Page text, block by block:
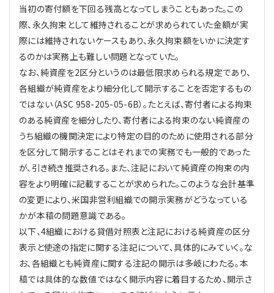
当初の寄付額を下回る残高となってしまうこともあった。この
際、永久拘束として維持されることが求められていた金額が実
際には維持されないケースもあり、永久拘束額をいかに決定す
るのかは実務上も難しい問題となっていた。
なお、純資産を2区分というのは最低限求められる規定であり、
各組織が純資産をより細分化して開示することを否定するもの
ではない（ASC 958-205-05-6B）。たとえば、寄付者による拘束
のある純資産を細分したり、寄付者による拘束のない純資産の
うち組織の機関決定により特定の目的のために使用される部分
を区分して開示することはそれまでの実務でも一般的であった
が、引き続き推奨される。また、注記において純資産の拘束の内
容をより明確に記載することが求められた。このような会計基準
の変更により、米国非営利組織での開示実務がどうなっている
かが本稿の問題意識である。
以下、4組織における貸借対照表と注記における純資産の区分
表示と使途の指定に関する注記について、具体的にみていく。な
お、各組織とも純資産に関する注記の開示は多岐にわたる。本
稿では具体的な数値ではなく開示内容に着目するため、開示さ